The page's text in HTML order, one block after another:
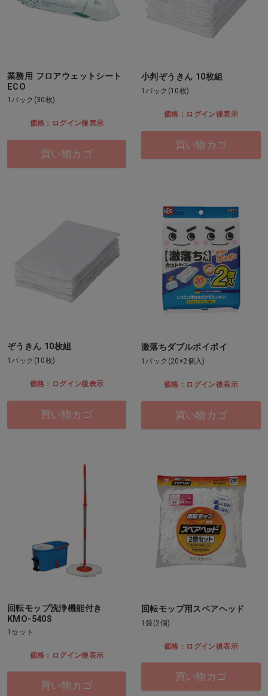
業務用 フロアウェットシート
ECO
1パック(30枚)
価格：ログイン後表示
買い物カゴ
小判ぞうきん 10枚組
1パック(10枚)
価格：ログイン後表示
買い物カゴ
ぞうきん 10枚組
1パック(10枚)
価格：ログイン後表示
買い物カゴ
激落ちダブルポイポイ
1パック(20×2個入)
価格：ログイン後表示
買い物カゴ
回転モップ洗浄機能付き
KMO-540S
1セット
価格：ログイン後表示
買い物カゴ
回転モップ用スペアヘッド
1袋(2個)
価格：ログイン後表示
買い物カゴ